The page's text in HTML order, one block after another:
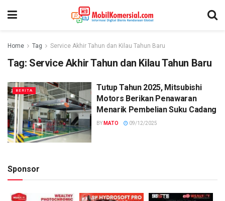
Home Tag Service Akhir Tahun dan Kilau Tahun Baru
Tag: Service Akhir Tahun dan Kilau Tahun Baru
BERITA
Tutup Tahun 2025, Mitsubishi
Motors Berikan Penawaran
Menarik Pembelian Suku Cadang
BY MATO 09/12/2025
Sponsor